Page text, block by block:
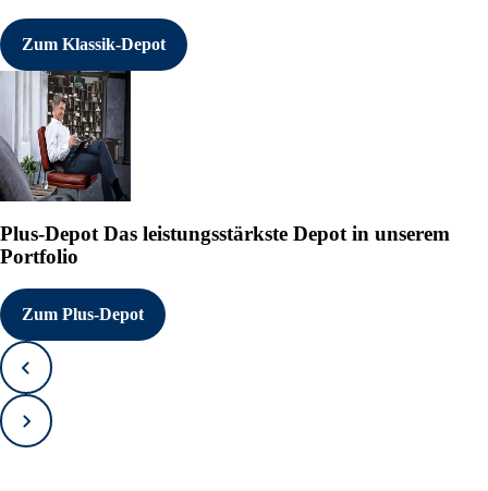
Zum Klassik-Depot
Plus-Depot Das leistungsstärkste Depot in unserem
Portfolio
Zum Plus-Depot
Zurück
Vorwärts